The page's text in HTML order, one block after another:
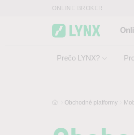
Skip to main contentONLINE BROKER
Prečo LYNX?
Obchodné platformy